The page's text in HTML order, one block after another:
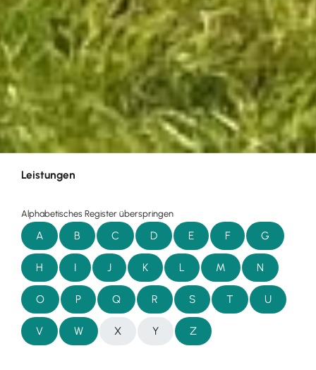
Leistungen
Alphabetisches Register überspringen
A B C D E F G
H I J K L M N
O P Q R S T U
V W X Y Z